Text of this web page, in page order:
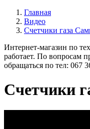
Главная
Видео
Счетчики газа
Интернет-магазин по
работает. По вопросам
обращаться по тел: 067
Счетчики